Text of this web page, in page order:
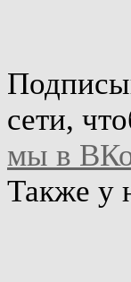
сети,
мы в
Также у